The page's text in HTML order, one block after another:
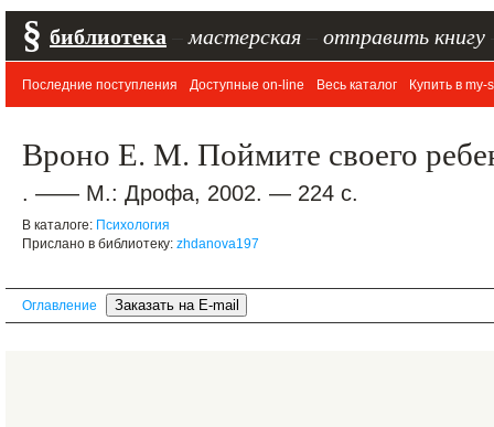
§ библиотека мастерская отправить книгу
Последние поступления Доступные on-line Весь каталог Купить в my-
Вроно Е. М. Поймите своего
. —— М.: Дрофа, 2002. — 224 с.
В каталоге: Психология
Прислано в библиотеку: zhdanova197
Оглавление